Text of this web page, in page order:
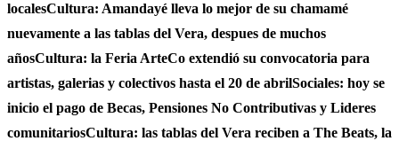
localesCultura: Amandayé lleva lo mejor de su chamamé
nuevamente a las tablas del Vera, despues de muchos
añosCultura: la Feria ArteCo extendió su convocatoria para
artistas, galerias y colectivos hasta el 20 de abrilSociales: hoy se
inicio el pago de Becas, Pensiones No Contributivas y Lideres
comunitariosCultura: las tablas del Vera reciben a The Beats, la